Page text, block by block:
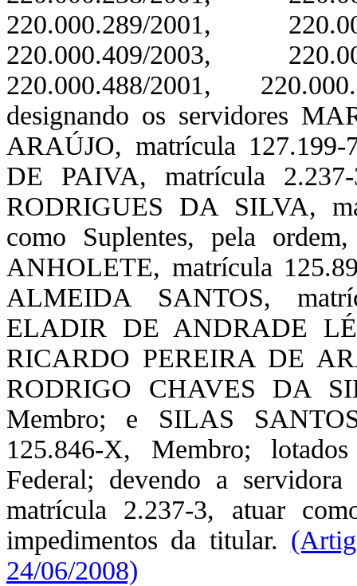
220.000.289/2001,
220.000.409/2003,
220.000.488/2001,
designando os servidores
ARAÚJO, matrícula
DE PAIVA, matrícula
RODRIGUES DA SILVA,
como Suplentes, pela
ANHOLETE, matrícula
ALMEIDA SANTOS,
ELADIR DE ANDRADE
RICARDO PEREIRA DE
RODRIGO CHAVES DA
Membro; e SILAS
125.846-X, Membro;
Federal; devendo a
matrícula 2.237-3, atuar
impedimentos da titular.
24/06/2008)